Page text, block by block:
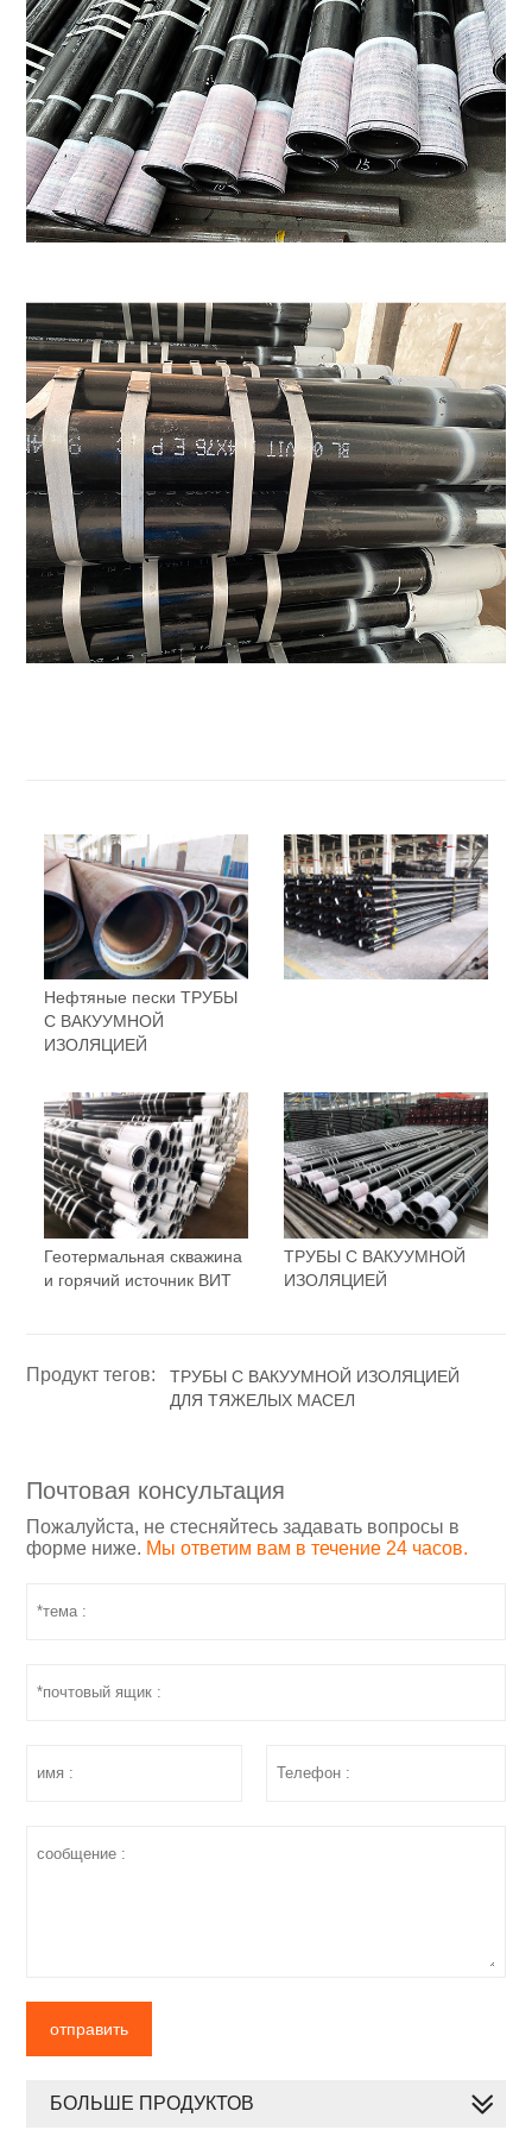
Нефтяные пески ТРУБЫ
С ВАКУУМНОЙ
ИЗОЛЯЦИЕЙ
Геотермальная скважина
и горячий источник ВИТ
ТРУБЫ С ВАКУУМНОЙ
ИЗОЛЯЦИЕЙ
Продукт тегов:
ТРУБЫ С ВАКУУМНОЙ ИЗОЛЯЦИЕЙ
ДЛЯ ТЯЖЕЛЫХ МАСЕЛ
Почтовая консультация
Пожалуйста, не стесняйтесь задавать вопросы в
форме ниже. Мы ответим вам в течение 24 часов.
отправить
БОЛЬШЕ ПРОДУКТОВ